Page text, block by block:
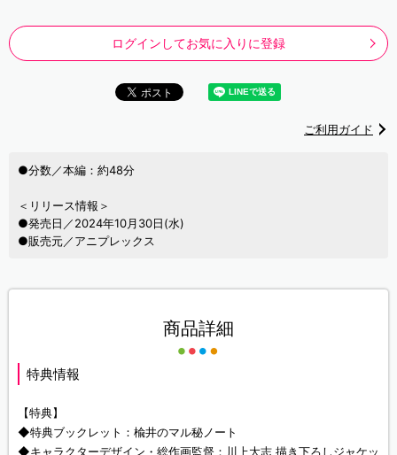
ログインしてお気に入りに登録
ご利用ガイド
●分数／本編：約48分
＜リリース情報＞
●発売日／2024年10月30日(水)
●販売元／アニプレックス
商品詳細
特典情報
【特典】
◆特典ブックレット：楡井のマル秘ノート
◆キャラクターデザイン・総作画監督：川上大志 描き下ろしジャケッ